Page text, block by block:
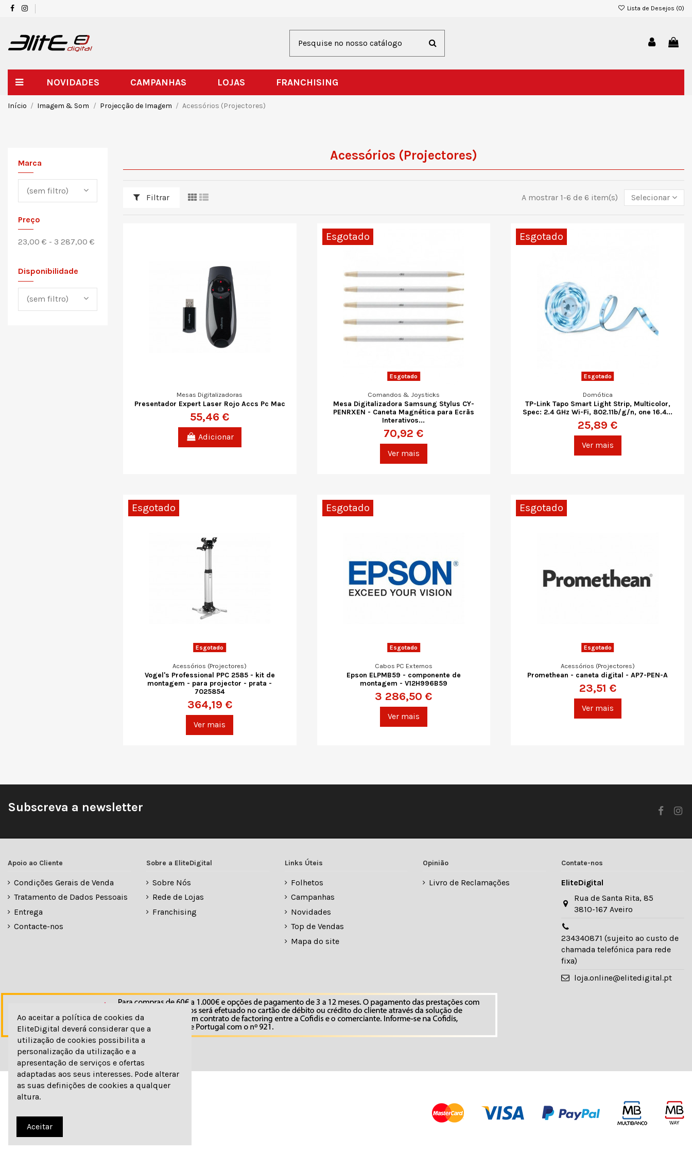
Lista de Desejos (0)
NOVIDADES CAMPANHAS LOJAS FRANCHISING
Início Imagem & Som Projecção de Imagem Acessórios (Projectores)
Acessórios (Projectores)
Filtrar A mostrar 1-6 de 6 item(s) Selecionar
Mesas Digitalizadoras
Presentador Expert Laser Rojo Accs Pc Mac
55,46 €
Adicionar
Esgotado
Esgotado
Comandos & Joysticks
Mesa Digitalizadora Samsung Stylus CY-
PENRXEN - Caneta Magnética para Ecrãs
Interativos...
70,92 €
Ver mais
Esgotado
Esgotado
Domótica
TP-Link Tapo Smart Light Strip, Multicolor,
Spec: 2.4 GHz Wi-Fi, 802.11b/g/n, one 16.4...
25,89 €
Ver mais
Esgotado
Esgotado
Acessórios (Projectores)
Vogel's Professional PPC 2585 - kit de
montagem - para projector - prata -
7025854
364,19 €
Ver mais
Esgotado
Esgotado
Cabos PC Externos
Epson ELPMB59 - componente de
montagem - V12H996B59
3 286,50 €
Ver mais
Esgotado
Esgotado
Acessórios (Projectores)
Promethean - caneta digital - AP7-PEN-A
23,51 €
Ver mais
Marca
(sem filtro)
Preço
23,00 € - 3 287,00 €
Disponibilidade
(sem filtro)
Subscreva a newsletter
Apoio ao Cliente
Condições Gerais de Venda
Tratamento de Dados Pessoais
Entrega
Contacte-nos
Sobre a EliteDigital
Sobre Nós
Rede de Lojas
Franchising
Links Úteis
Folhetos
Campanhas
Novidades
Top de Vendas
Mapa do site
Opinião
Livro de Reclamações
Contate-nos
EliteDigital
Rua de Santa Rita, 85
3810-167 Aveiro
234340871 (sujeito ao custo de
chamada telefónica para rede
fixa)
loja.online@elitedigital.pt
© elitedigital
Ao aceitar a política de cookies da
EliteDigital deverá considerar que a
utilização de cookies possibilita a
personalização da utilização e a
apresentação de serviços e ofertas
adaptadas aos seus interesses. Pode alterar
as suas definições de cookies a qualquer
altura.
Aceitar